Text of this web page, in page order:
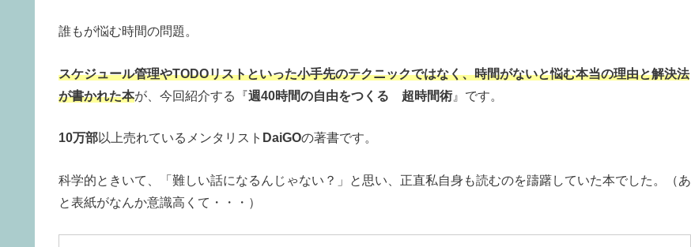
誰もが悩む時間の問題。
スケジュール管理やTODOリストといった小手先のテクニックではなく、時間がないと悩む本当の理由と解決法
が書かれた本が、今回紹介する『週40時間の自由をつくる 超時間術 』です。
10万部以上売れているメンタリスト DaiGOの著書です。
科学的ときいて、「難しい話になるんじゃない？」と思い、正直私自身も読むのを躊躇していた本でした。（あ
と表紙がなんか意識高くて・・・）